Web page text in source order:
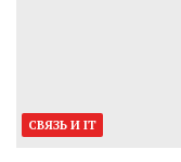
СВЯЗЬ И IT